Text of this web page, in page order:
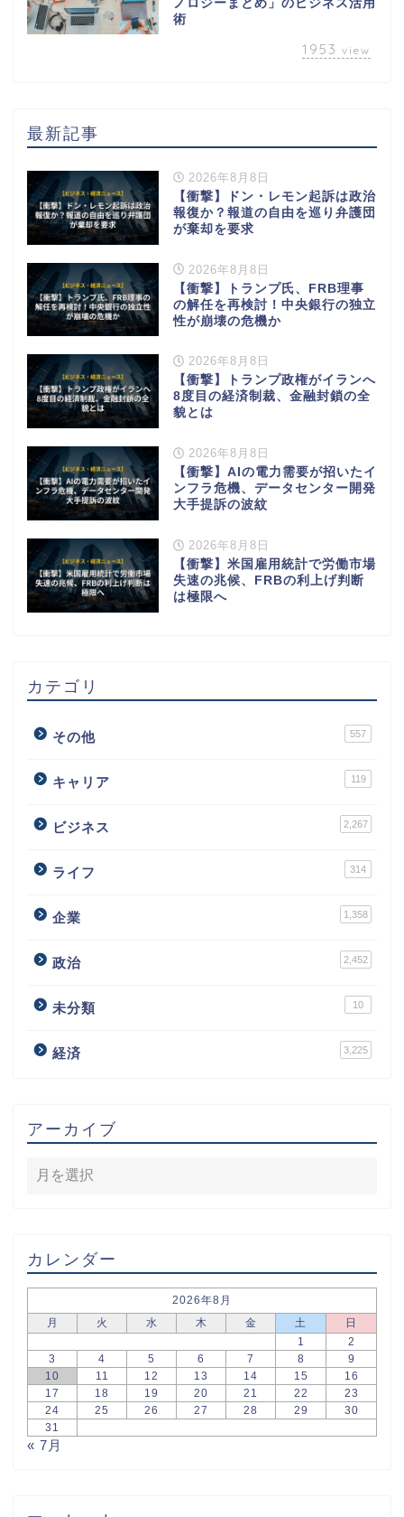
ノロジーまとめ」のビジネス活用
術
1953 view
最新記事
2026年8月8日
【衝撃】ドン・レモン起訴は政治
報復か？報道の自由を巡り弁護団
が棄却を要求
2026年8月8日
【衝撃】トランプ氏、FRB理事
の解任を再検討！中央銀行の独立
性が崩壊の危機か
2026年8月8日
【衝撃】トランプ政権がイランへ
8度目の経済制裁、金融封鎖の全
貌とは
2026年8月8日
【衝撃】AIの電力需要が招いたイ
ンフラ危機、データセンター開発
大手提訴の波紋
2026年8月8日
【衝撃】米国雇用統計で労働市場
失速の兆候、FRBの利上げ判断
は極限へ
カテゴリ
その他 557
キャリア 119
ビジネス 2,267
ライフ 314
企業 1,358
政治 2,452
未分類 10
経済 3,225
アーカイブ
カレンダー
2026年8月
月
火 水 木 金 土
日
1
2
3
4 5 6 7 8
9
10
11 12 13 14 15
16
17
18 19 20 21 22
23
24
25 26 27 28 29
30
31
« 7月